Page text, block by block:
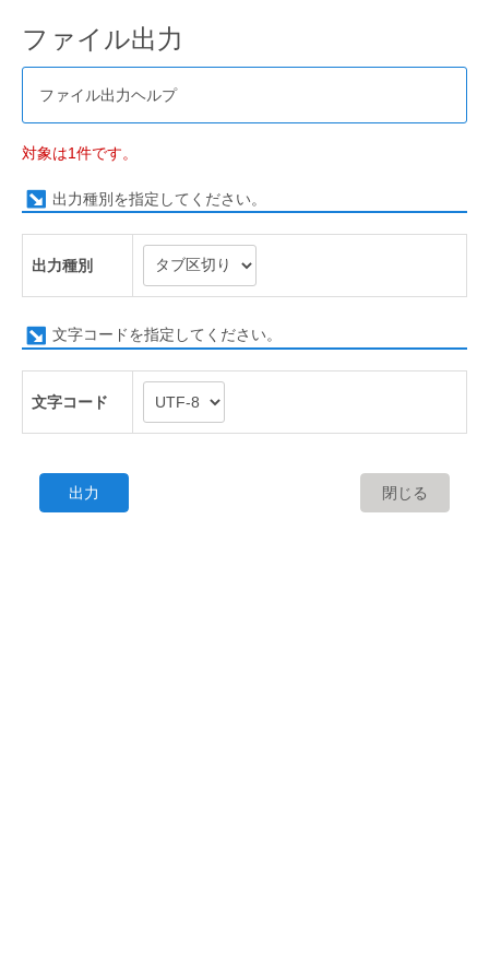
ファイル出力
ファイル出力ヘルプ
対象は1件です。
出力種別を指定してください。
出力種別
文字コードを指定してください。
文字コード